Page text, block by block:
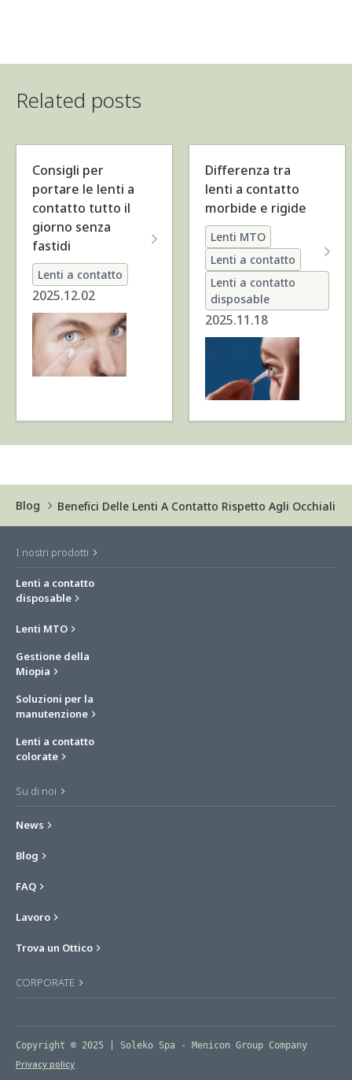
Related posts
Consigli per
portare le lenti a
contatto tutto il
giorno senza
fastidi
Lenti a contatto
2025.12.02
Differenza tra
lenti a contatto
morbide e rigide
Lenti MTO
Lenti a contatto
Lenti a contatto
disposable
2025.11.18
Blog Benefici Delle Lenti A Contatto Rispetto Agli Occhiali
I nostri prodotti
Lenti a contatto
disposable
Lenti MTO
Gestione della
Miopia
Soluzioni per la
manutenzione
Lenti a contatto
colorate
Su di noi
News
Blog
FAQ
Lavoro
Trova un Ottico
CORPORATE
Copyright © 2025 | Soleko Spa - Menicon Group Company
Privacy policy